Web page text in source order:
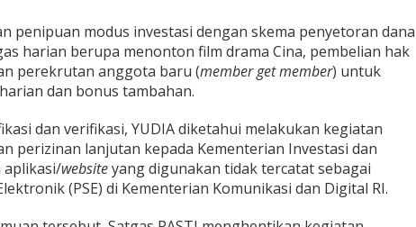
penipuan modus investasi dengan skema penyetoran dana
harian berupa menonton film drama Cina, pembelian hak
perekrutan anggota baru (member get member) untuk
dan bonus tambahan.
dan verifikasi, YUDIA diketahui melakukan kegiatan
perizinan lanjutan kepada Kementerian Investasi dan
aplikasi/websiteyang digunakan tidak tercatat sebagai
(PSE) di Kementerian Komunikasi dan Digital RI.